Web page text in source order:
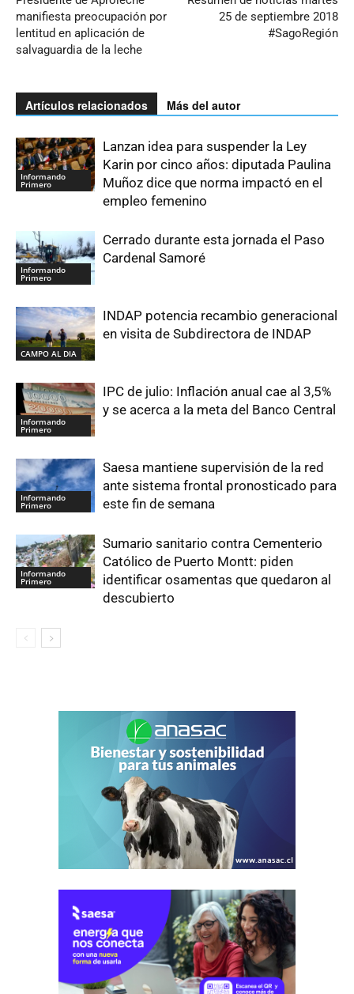
manifiesta preocupación por
lentitud en aplicación de
salvaguardia de la leche
25 de septiembre 2018
#SagoRegión
Artículos relacionados Más del autor
Informando
Primero
Lanzan idea para suspender la Ley
Karin por cinco años: diputada Paulina
Muñoz dice que norma impactó en el
empleo femenino
Informando
Primero
Cerrado durante esta jornada el Paso
Cardenal Samoré
CAMPO AL DIA
INDAP potencia recambio generacional
en visita de Subdirectora de INDAP
Informando
Primero
IPC de julio: Inflación anual cae al 3,5%
y se acerca a la meta del Banco Central
Informando
Primero
Saesa mantiene supervisión de la red
ante sistema frontal pronosticado para
este fin de semana
Informando
Primero
Sumario sanitario contra Cementerio
Católico de Puerto Montt: piden
identificar osamentas que quedaron al
descubierto